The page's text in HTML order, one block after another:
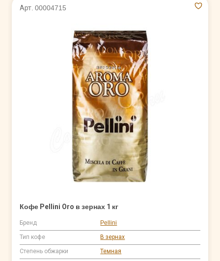
Арт. 00004715
Кофе Pellini Oro в зернах 1 кг
Бренд Pellini
Тип кофе В зернах
Степень обжарки Темная